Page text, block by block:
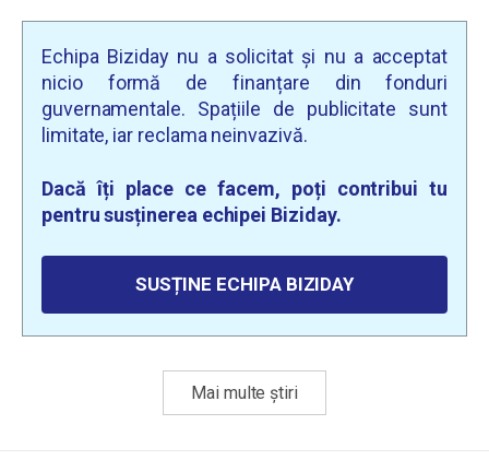
Echipa Biziday nu a solicitat și nu a acceptat
nicio formă de finanțare din fonduri
guvernamentale. Spațiile de publicitate sunt
limitate, iar reclama neinvazivă.
Dacă îți place ce facem, poți contribui tu
pentru susținerea echipei Biziday.
SUSȚINE ECHIPA BIZIDAY
Mai multe știri